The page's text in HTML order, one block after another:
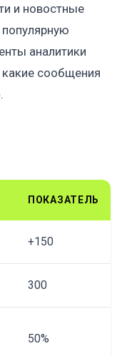
и новостные
аналитики
какие сообщения
ПОКАЗАТЕЛЬ
+150
300
50%